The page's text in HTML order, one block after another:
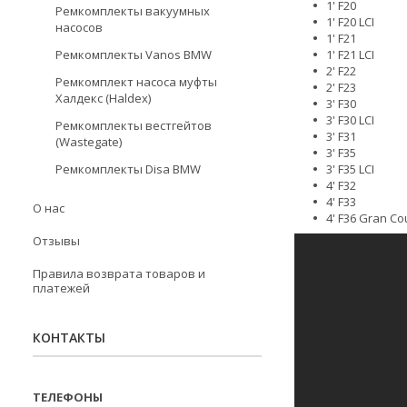
1' F20
1' F20 LCI
1' F21
1' F21 LCI
2' F22
2' F23
3' F30
3' F30 LCI
3' F31
3' F35
3' F35 LCI
4' F32
4' F33
4' F36 Gran
Ремкомплекты вакуумных
насосов
Ремкомплекты Vanos BMW
Ремкомплект насоса муфты
Халдекс (Haldex)
Ремкомплекты вестгейтов
(Wastegate)
Ремкомплекты Disa BMW
О нас
Отзывы
Правила возврата товаров и
платежей
КОНТАКТЫ